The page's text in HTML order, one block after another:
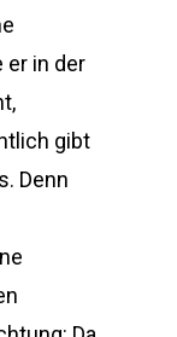
er in der
gibt
Denn